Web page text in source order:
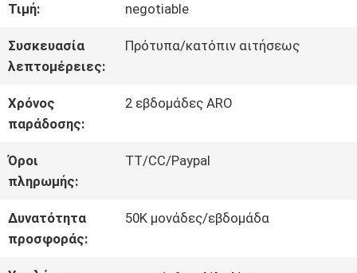
ΠΟΙΟΤΙΚΌΣ
ΈΛΕΓΧΟΣ
ΜΑΣ
ΕΛΆΤΕ
ΣΕ
ΕΠΑΦΉ
Τιμή: negotiable
Συσκευασία
λεπτομέρειες:
Πρότυπα/κατόπιν αιτήσεως
Χρόνος
παράδοσης:
2 εβδομάδες ARO
Όροι
πληρωμής:
TT/CC/Paypal
Δυνατότητα
προσφοράς:
50K μονάδες/εβδομάδα